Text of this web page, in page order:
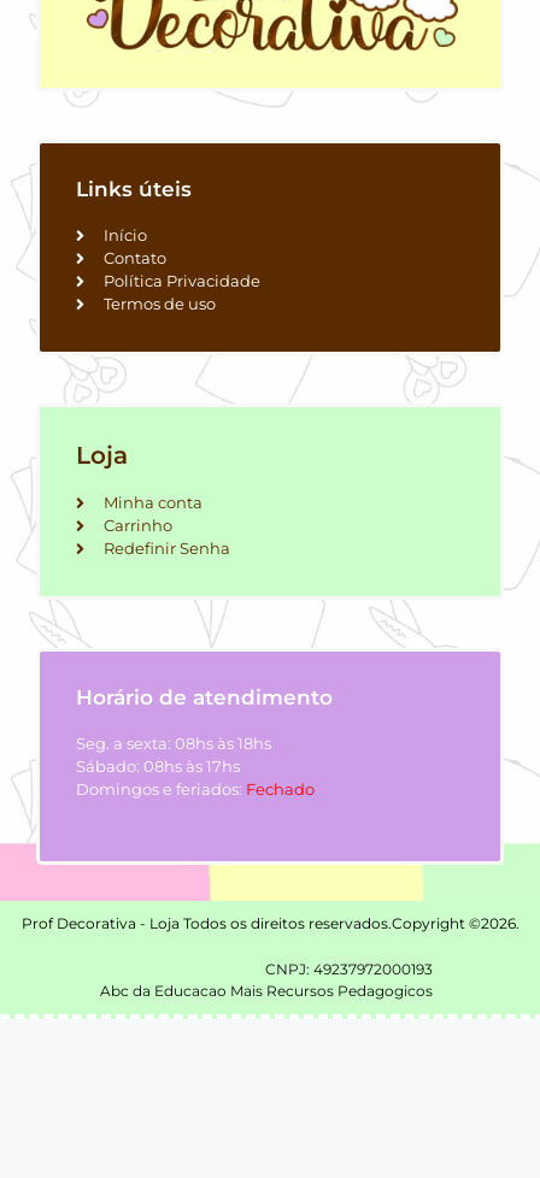
Links úteis
Início
Contato
Política Privacidade
Termos de uso
Loja
Minha conta
Carrinho
Redefinir Senha
Horário de atendimento
Seg. a sexta: 08hs às 18hs
Sábado: 08hs às 17hs
Domingos e feriados: Fechado
Prof Decorativa - Loja Todos os direitos reservados.Copyright ©2026.
CNPJ: 49237972000193
Abc da Educacao Mais Recursos Pedagogicos